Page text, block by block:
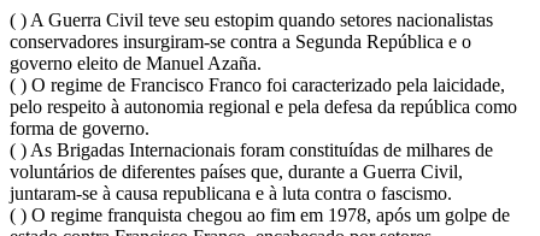
( ) A Guerra Civil teve seu estopim quando setores nacionalistas
conservadores insurgiram-se contra a Segunda República e o
governo eleito de Manuel Azaña.
( ) O regime de Francisco Franco foi caracterizado pela laicidade,
pelo respeito à autonomia regional e pela defesa da república como
forma de governo.
( ) As Brigadas Internacionais foram constituídas de milhares de
voluntários de diferentes países que, durante a Guerra Civil,
juntaram-se à causa republicana e à luta contra o fascismo.
( ) O regime franquista chegou ao fim em 1978, após um golpe de